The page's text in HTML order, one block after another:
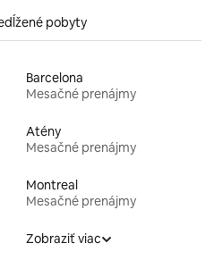
pobyty
Barcelona
Mesačné prenájmy
Atény
Mesačné prenájmy
Montreal
Mesačné prenájmy
Zobraziť viac